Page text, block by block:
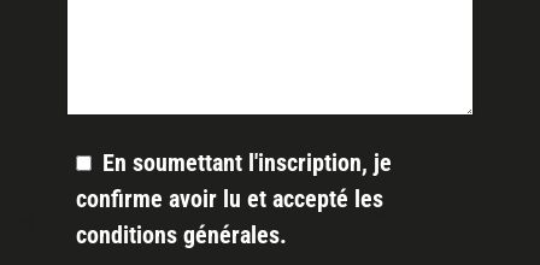
En soumettant l'inscription, je
confirme avoir lu et accepté les
conditions générales.